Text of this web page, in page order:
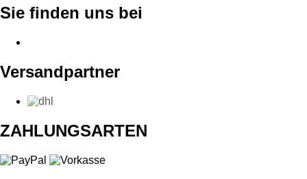
Sie finden uns bei
Versandpartner
ZAHLUNGSARTEN